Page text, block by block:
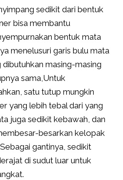
sedikit dari bentuk
bisa membantu
bentuk mata
menelusuri garis bulu mata
dibutuhkan masing-masing
sama,Untuk
satu tutup mungkin
yang lebih tebal dari yang
juga sedikit kebawah, dan
besarkan kelopak
gantinya, sedikit
di sudut luar untuk